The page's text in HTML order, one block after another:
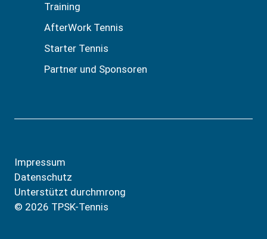
Training
AfterWork Tennis
Starter Tennis
Partner und Sponsoren
© 2026 TPSK-Tennis
Unterstützt durchmrong
Impressum
Datenschutz